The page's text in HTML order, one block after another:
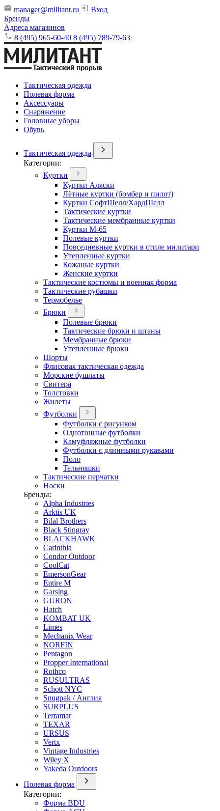
manager@militant.ru
Вход
Бренды
Адреса магазинов
8 (495) 965-60-40 8 (495) 789-79-63
Тактическая одежда
Полевая форма
Аксессуары
Снаряжение
Головные уборы
Обувь
Тактическая одежда
Категории:
Куртки
Куртки Аляски
Лётные куртки (бомбер и пилот)
Куртки СофтШелл/ХардШелл
Тактические куртки
Тактические мембранные куртки
Куртки М-65
Полевые куртки
Повседневные куртки в стиле милитари
Утепленные куртки
Кожаные куртки
Женские куртки
Тактические костюмы и военная форма
Тактические рубашки
Термобелье
Брюки
Полевые брюки
Тактические брюки и штаны
Мембранные брюки
Утепленные брюки
Шорты
Флисовая тактическая одежда
Морские бушлаты
Свитера
Толстовки
Жилеты
Футболки
Футболки с рисунком
Однотонные футболки
Камуфляжные футболки
Футболки с длинными рукавами
Поло
Тельняшки
Тактические перчатки
Носки
Бренды:
Alpha Industries
Arktis UK
Bilal Brothers
Black Stingray
BLACKHAWK
Carinthia
Condor Outdoor
CoolCat
EmersonGear
Entire M
Garsing
GURON
Hatch
KOMBAT UK
Limes
Mechanix Wear
NORFIN
Pentagon
Propper International
Rothco
RUSULTRAS
Schott NYC
Snugpak / Англия
SURPLUS
Terramar
TEXAR
URSUS
Vertx
Vintage Industries
Wiley X
Yakeda Outdoors
Полевая форма
Категории:
Форма BDU